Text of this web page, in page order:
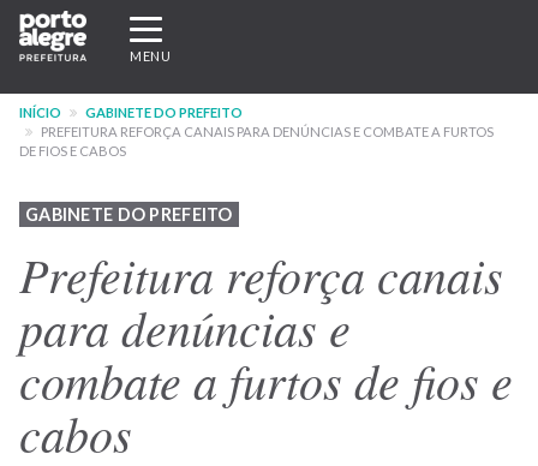
Pular
para
conteúdo
principal
Expandir/recolher
navegação
MENU
INÍCIO
GABINETE DO PREFEITO
PREFEITURA REFORÇA CANAIS PARA DENÚNCIAS E COMBATE A FURTOS
DE FIOS E CABOS
GABINETE DO PREFEITO
Prefeitura reforça canais
para denúncias e
combate a furtos de fios e
cabos